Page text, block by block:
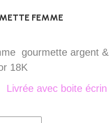
FEMME
gourmette argent &
18K
Livrée avec boite écrin